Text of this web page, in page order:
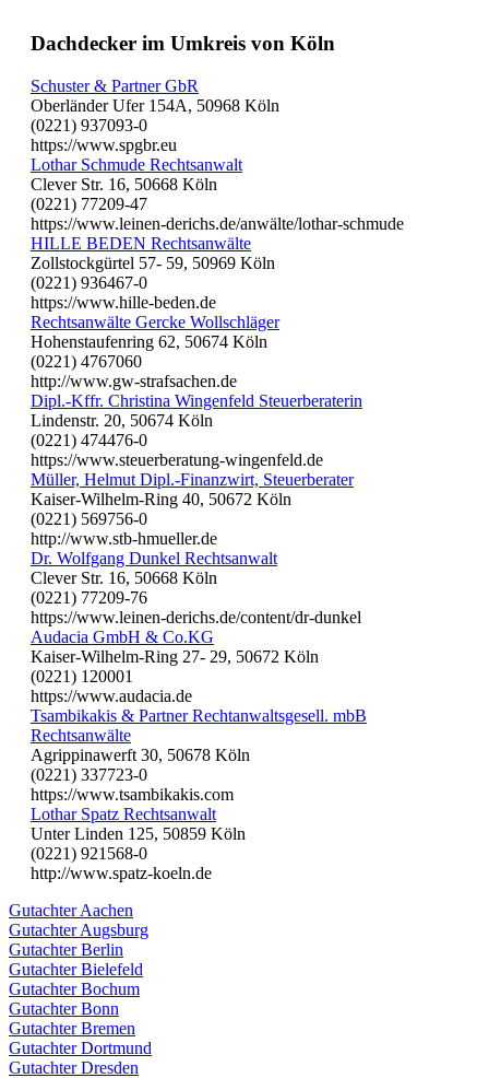
Dachdecker im Umkreis von Köln
Schuster & Partner GbR
Oberländer Ufer 154A, 50968 Köln
(0221) 937093-0
https://www.spgbr.eu
Lothar Schmude Rechtsanwalt
Clever Str. 16, 50668 Köln
(0221) 77209-47
https://www.leinen-derichs.de/anwälte/lothar-schmude
HILLE BEDEN Rechtsanwälte
Zollstockgürtel 57- 59, 50969 Köln
(0221) 936467-0
https://www.hille-beden.de
Rechtsanwälte Gercke Wollschläger
Hohenstaufenring 62, 50674 Köln
(0221) 4767060
http://www.gw-strafsachen.de
Dipl.-Kffr. Christina Wingenfeld Steuerberaterin
Lindenstr. 20, 50674 Köln
(0221) 474476-0
https://www.steuerberatung-wingenfeld.de
Müller, Helmut Dipl.-Finanzwirt, Steuerberater
Kaiser-Wilhelm-Ring 40, 50672 Köln
(0221) 569756-0
http://www.stb-hmueller.de
Dr. Wolfgang Dunkel Rechtsanwalt
Clever Str. 16, 50668 Köln
(0221) 77209-76
https://www.leinen-derichs.de/content/dr-dunkel
Audacia GmbH & Co.KG
Kaiser-Wilhelm-Ring 27- 29, 50672 Köln
(0221) 120001
https://www.audacia.de
Tsambikakis & Partner Rechtanwaltsgesell. mbB
Rechtsanwälte
Agrippinawerft 30, 50678 Köln
(0221) 337723-0
https://www.tsambikakis.com
Lothar Spatz Rechtsanwalt
Unter Linden 125, 50859 Köln
(0221) 921568-0
http://www.spatz-koeln.de
Gutachter Aachen
Gutachter Augsburg
Gutachter Berlin
Gutachter Bielefeld
Gutachter Bochum
Gutachter Bonn
Gutachter Bremen
Gutachter Dortmund
Gutachter Dresden